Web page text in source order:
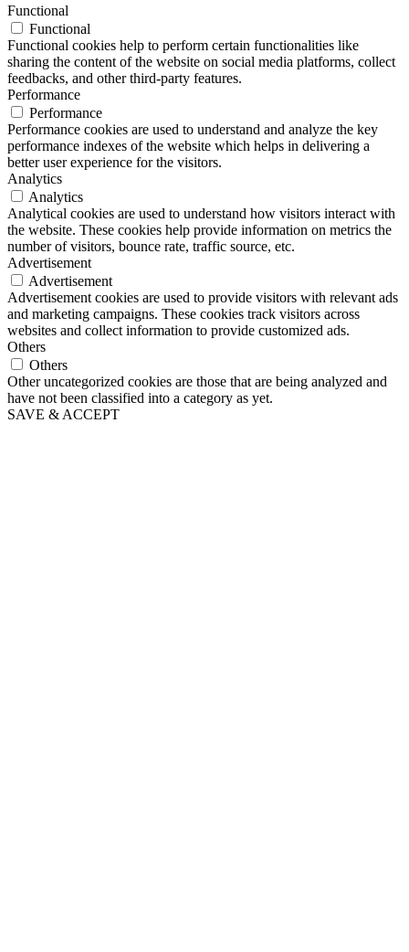
Functional
Functional
Functional cookies help to perform certain functionalities like
sharing the content of the website on social media platforms, collect
feedbacks, and other third-party features.
Performance
Performance
Performance cookies are used to understand and analyze the key
performance indexes of the website which helps in delivering a
better user experience for the visitors.
Analytics
Analytics
Analytical cookies are used to understand how visitors interact with
the website. These cookies help provide information on metrics the
number of visitors, bounce rate, traffic source, etc.
Advertisement
Advertisement
Advertisement cookies are used to provide visitors with relevant ads
and marketing campaigns. These cookies track visitors across
websites and collect information to provide customized ads.
Others
Others
Other uncategorized cookies are those that are being analyzed and
have not been classified into a category as yet.
SAVE & ACCEPT